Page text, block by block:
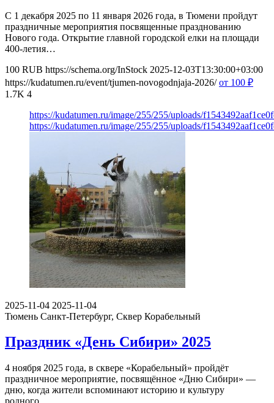
С 1 декабря 2025 по 11 января 2026 года, в Тюмени пройдут
праздничные мероприятия посвященные празднованию
Нового года. Открытие главной городской елки на площади
400-летия…
100 RUB https://schema.org/InStock 2025-12-03T13:30:00+03:00
https://kudatumen.ru/event/tjumen-novogodnjaja-2026/ от 100 ₽
1.7K 4
https://kudatumen.ru/image/255/255/uploads/
https://kudatumen.ru/image/255/255/uploads/
2025-11-04 2025-11-04
Тюмень Санкт-Петербург, Сквер Корабельный
Праздник «День Сибири» 2025
4 ноября 2025 года, в сквере «Корабельный» пройдёт
праздничное мероприятие, посвящённое «Дню Сибири» —
дню, когда жители вспоминают историю и культуру